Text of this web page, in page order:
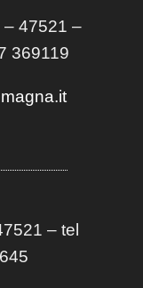
47521 –
369119
– tel